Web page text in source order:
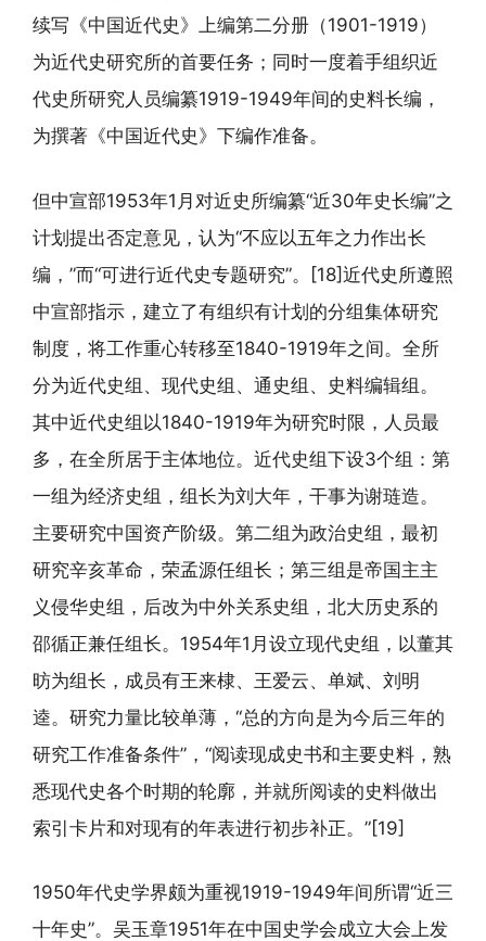
续写《中国近代史》上编第二分册（1901-1919）
为近代史研究所的首要任务；同时一度着手组织近
代史所研究人员编纂1919-1949年间的史料长编，
为撰著《中国近代史》下编作准备。
但中宣部1953年1月对近史所编纂“近30年史长编”之
计划提出否定意见，认为“不应以五年之力作出长
编，”而“可进行近代史专题研究”。[18]近代史所遵照
中宣部指示，建立了有组织有计划的分组集体研究
制度，将工作重心转移至1840-1919年之间。全所
分为近代史组、现代史组、通史组、史料编辑组。
其中近代史组以1840-1919年为研究时限，人员最
多，在全所居于主体地位。近代史组下设3个组：第
一组为经济史组，组长为刘大年，干事为谢琏造。
主要研究中国资产阶级。第二组为政治史组，最初
研究辛亥革命，荣孟源任组长；第三组是帝国主主
义侵华史组，后改为中外关系史组，北大历史系的
邵循正兼任组长。1954年1月设立现代史组，以董其
昉为组长，成员有王来棣、王爱云、单斌、刘明
逵。研究力量比较单薄，“总的方向是为今后三年的
研究工作准备条件”，“阅读现成史书和主要史料，熟
悉现代史各个时期的轮廓，并就所阅读的史料做出
索引卡片和对现有的年表进行初步补正。”[19]
1950年代史学界颇为重视1919-1949年间所谓“近三
十年史”。吴玉章1951年在中国史学会成立大会上发